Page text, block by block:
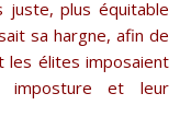
juste, plus équitable
sa hargne, afin de
les élites imposaient
imposture et leur